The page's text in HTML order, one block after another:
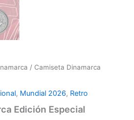
/ Camiseta Dinamarca
, Mundial 2026, Retro
Edición Especial